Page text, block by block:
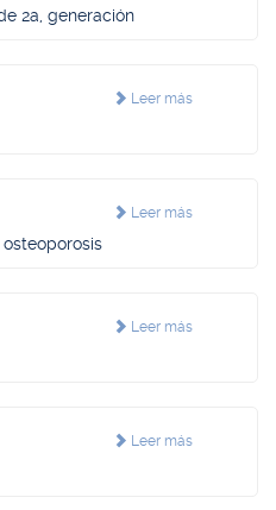
2a, generación
Leer más
Leer más
Leer más
Leer más